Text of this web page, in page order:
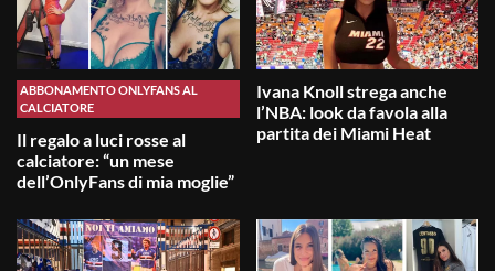
ABBONAMENTO ONLYFANS AL
CALCIATORE
Il regalo a luci rosse al
calciatore: “un mese
dell’OnlyFans di mia moglie”
Ivana Knoll strega anche
l’NBA: look da favola alla
partita dei Miami Heat